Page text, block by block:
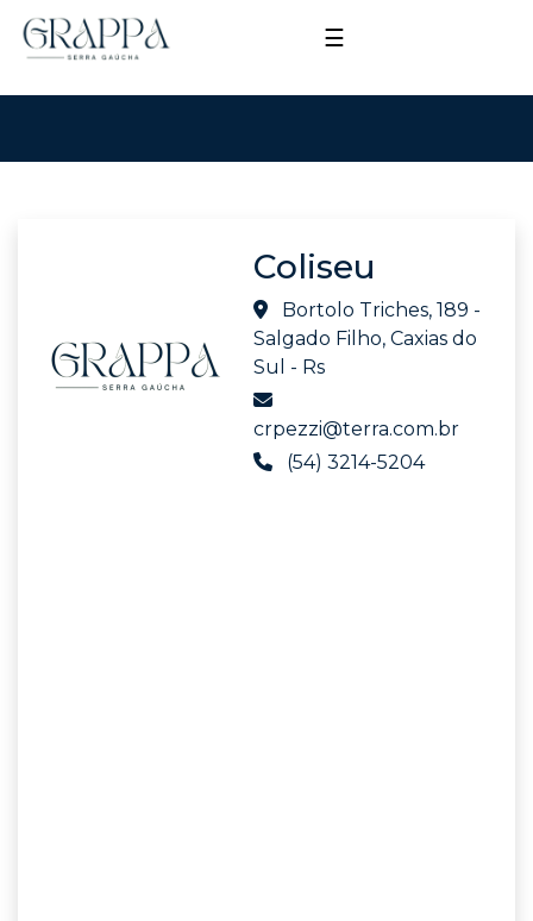
☰
Coliseu
Bortolo Triches, 189 -
Salgado Filho, Caxias do
Sul - Rs
crpezzi@terra.com.br
(54) 3214-5204